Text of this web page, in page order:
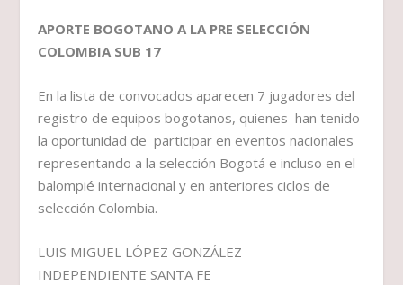
APORTE BOGOTANO A LA PRE SELECCIÓN
COLOMBIA SUB 17
En la lista de convocados aparecen 7 jugadores del
registro de equipos bogotanos, quienes han tenido
la oportunidad de participar en eventos nacionales
representando a la selección Bogotá e incluso en el
balompié internacional y en anteriores ciclos de
selección Colombia.
LUIS MIGUEL LÓPEZ GONZÁLEZ
INDEPENDIENTE SANTA FE